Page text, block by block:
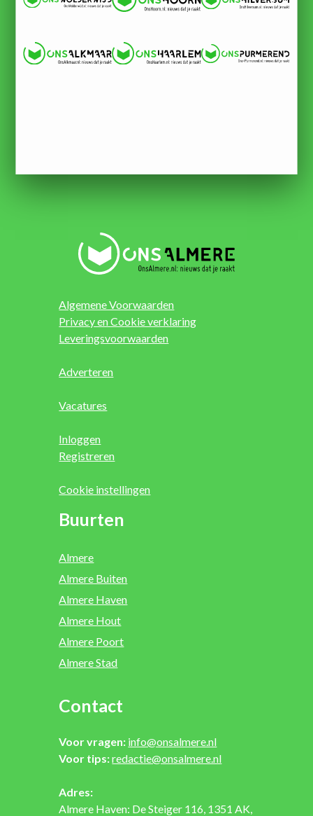
Algemene Voorwaarden
Privacy en Cookie verklaring
Leveringsvoorwaarden
Adverteren
Vacatures
Inloggen
Registreren
Cookie instellingen
Buurten
Almere
Almere Buiten
Almere Haven
Almere Hout
Almere Poort
Almere Stad
Contact
Voor vragen: info@onsalmere.nl
Voor tips:redactie@onsalmere.nl
Adres:
Almere Haven: De Steiger 116, 1351 AK,